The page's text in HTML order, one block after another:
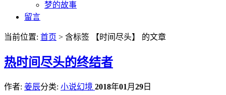
梦的故事
留言
当前位置: 首页 > 含标签 【时间尽头】 的文章
热时间尽头的终结者
作者: 姜辰分类: 小说幻境 2018年01 月 29 日